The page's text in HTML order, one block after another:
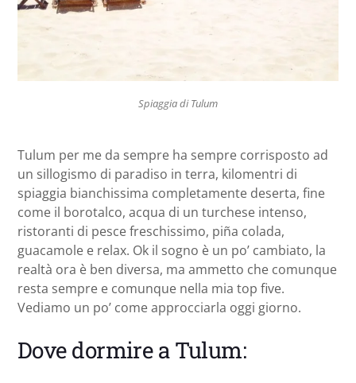
Spiaggia di Tulum
Tulum per me da sempre ha sempre corrisposto ad
un sillogismo di paradiso in terra, kilomentri di
spiaggia bianchissima completamente deserta, fine
come il borotalco, acqua di un turchese intenso,
ristoranti di pesce freschissimo, piña colada,
guacamole e relax. Ok il sogno è un po’ cambiato, la
realtà ora è ben diversa, ma ammetto che comunque
resta sempre e comunque nella mia top five.
Vediamo un po’ come approcciarla oggi giorno.
Dove dormire a Tulum: